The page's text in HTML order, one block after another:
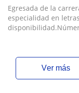
Egresada de la
especialidad en
ver más